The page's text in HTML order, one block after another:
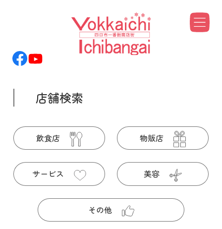
店舗検索
飲食店 物販店
サービス 美容
その他